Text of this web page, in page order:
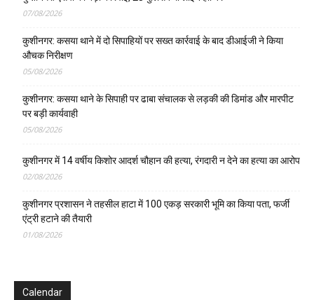
07/08/2026
कुशीनगर: कसया थाने में दो सिपाहियों पर सख्त कार्रवाई के बाद डीआईजी ने किया
औचक निरीक्षण
05/08/2026
कुशीनगर: कसया थाने के सिपाही पर ढाबा संचालक से लड़की की डिमांड और मारपीट
पर बड़ी कार्यवाही
05/08/2026
कुशीनगर में 14 वर्षीय किशोर आदर्श चौहान की हत्या, रंगदारी न देने का हत्या का आरोप
02/08/2026
कुशीनगर प्रशासन ने तहसील हाटा में 100 एकड़ सरकारी भूमि का किया पता, फर्जी
एंट्री हटाने की तैयारी
01/08/2026
Calendar